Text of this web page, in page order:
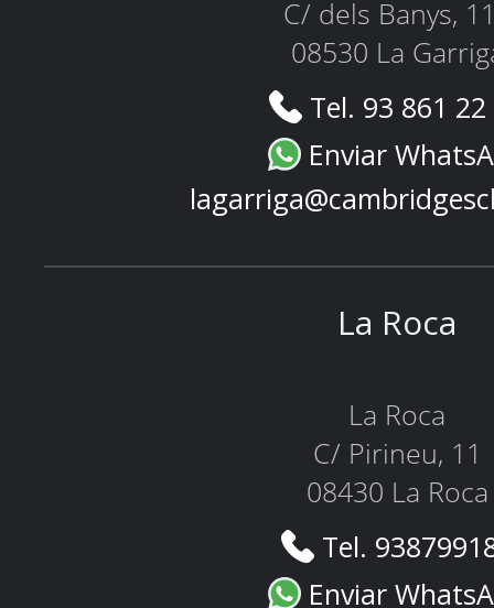
C/ dels Banys,
08530 La
Tel. 93 861
Enviar
La Roca
La Roca
C/ Pirineu, 11
08430 La Roca
Tel.
Enviar